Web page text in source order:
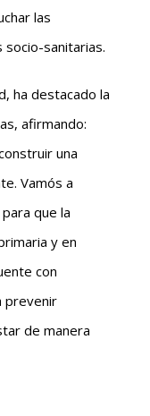
las
socio-sanitarias.
ha destacado la
afirmando:
una
Vamós a
que la
y en
con
prevenir
de manera